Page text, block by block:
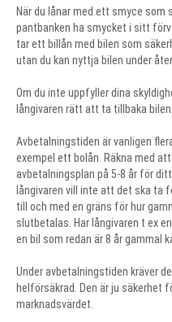
När du lånar med ett smyce som
pantbanken ha smycket i sitt
tar ett billån med bilen som
utan du kan nyttja bilen under
Om du inte uppfyller dina
långivaren rätt att ta tillbaka bilen.
Avbetalningstiden är vanligen
exempel ett bolån. Räkna med
avbetalningsplan på 5-8 år för
långivaren vill inte att det ska ta
till och med en gräns för hur
slutbetalas. Har långivaren t ex
en bil som redan är 8 år gammal
Under avbetalningstiden kräver
helförsäkrad. Den är ju säkerhet
marknadsvärdet.